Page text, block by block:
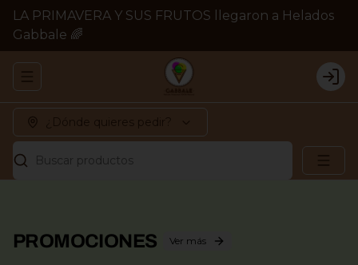
LA PRIMAVERA Y SUS FRUTOS llegaron a Helados
Gabbale 🌈
Abrir menu de navegación
Buscar productos
PROMOCIONES Ver más